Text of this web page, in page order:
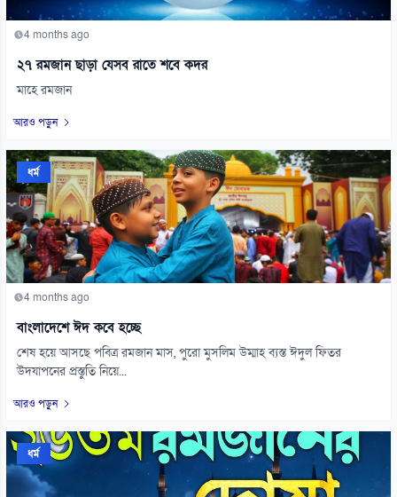
4 months ago
২৭ রমজান ছাড়া যেসব রাতে শবে কদর
মাহে রমজান
আরও পড়ুন
ধর্ম
4 months ago
বাংলাদেশে ঈদ কবে হচ্ছে
শেষ হয়ে আসছে পবিত্র রমজান মাস, পুরো মুসলিম উম্মাহ ব্যস্ত ঈদুল ফিতর
উদযাপনের প্রস্তুতি নিয়ে...
আরও পড়ুন
ধর্ম